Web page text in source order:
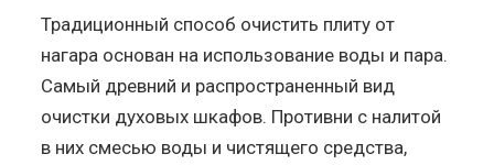
Традиционный способ очистить плиту от
нагара основан на использование воды и пара.
Самый древний и распространенный вид
очистки духовых шкафов. Противни с налитой
в них смесью воды и чистящего средства,